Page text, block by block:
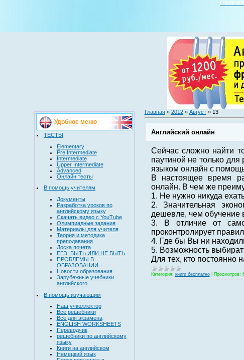
ГЛАВНАЯ
Удобное меню
ТЕСТЫ
Elementary
Pre Intermediate
Intermediate
Upper Intermediate
Advanced
Онлайн тесты
В помощь учителям
Документы
Разработка уроков по
английскому языку
Скачать видео с YouTube
Олимпиадные задания
Материалы для учителя
Теория и методика
преподавания
Доска почета
ЕГЭ: БЫТЬ ИЛИ НЕ БЫТЬ
ПРОБЛЕМЫ В
ОБРАЗОВАНИИ
Новости образования
Зарубежные учебники
английского
В помощь изучающим
Наш учколлектор
Все решебники
Все для экзамена
ENGLISH WORKSHEETS
Переводчик
решебники по английскому
языку
Книги на английском
Немецкий язык
Главная» 2012 » Август » 13
Английский онлайн
Сейчас сложно найти
паутиной не только
языком онлайн с
В настоящее время
онлайн. В чем же
1. Не нужно никуда
2. Значительная
дешевле, чем обучение
3. В отличие от
проконтролирует
4. Где бы Вы ни
5. Возможность
Для тех, кто постоянно
Категория: книги бесплатно Просмотров: